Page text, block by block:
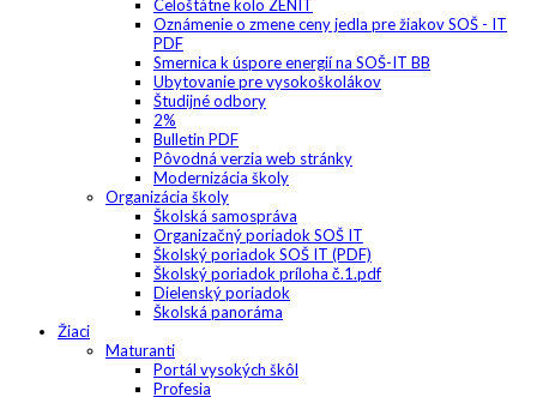
Celoštátne kolo ZENIT
Oznámenie o zmene ceny jedla pre žiakov SOŠ - IT
PDF
Smernica k úspore energií na SOŠ-IT BB
Ubytovanie pre vysokoškolákov
Študijné odbory
2%
Bulletin PDF
Pôvodná verzia web stránky
Modernizácia školy
Organizácia školy
Školská samospráva
Organizačný poriadok SOŠ IT
Školský poriadok SOŠ IT (PDF)
Školský poriadok príloha č.1.pdf
Dielenský poriadok
Školská panoráma
Žiaci
Maturanti
Portál vysokých škôl
Profesia